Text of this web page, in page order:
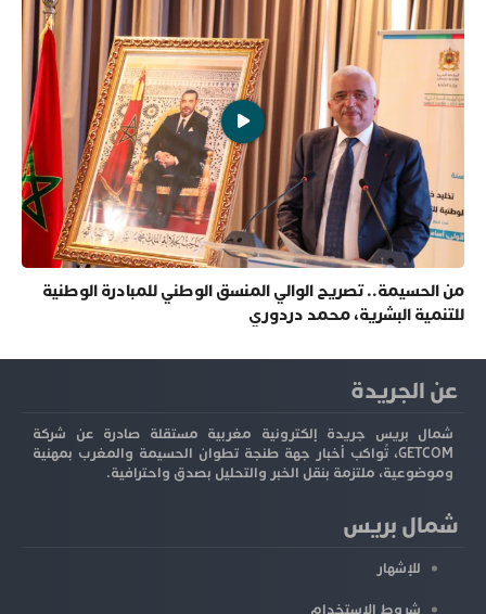
من الحسيمة.. تصريح الوالي المنسق الوطني للمبادرة الوطنية
للتنمية البشرية، محمد دردوري
عن الجريدة
شمال بريس جريدة إلكترونية مغربية مستقلة صادرة عن شركة
GETCOM، تُواكب أخبار جهة طنجة تطوان الحسيمة والمغرب بمهنية
وموضوعية، ملتزمة بنقل الخبر والتحليل بصدق واحترافية.
شمال بريس
للإشهار
شروط الاستخدام